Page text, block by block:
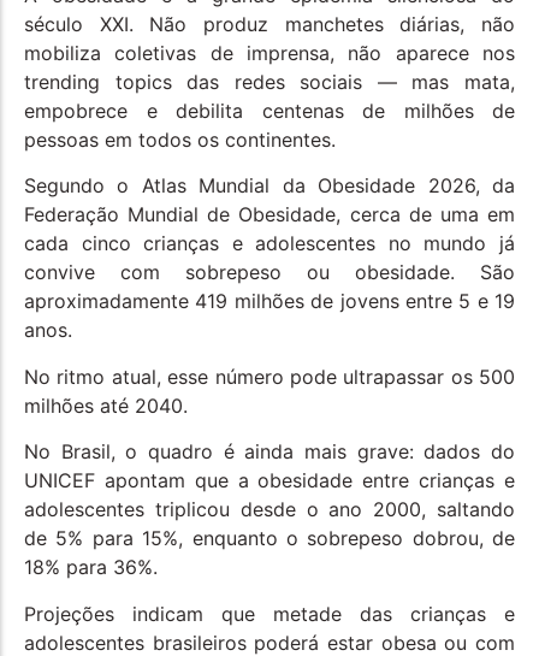
século XXI. Não produz manchetes diárias, não
mobiliza coletivas de imprensa, não aparece nos
trending topics das redes sociais — mas mata,
empobrece e debilita centenas de milhões de
pessoas em todos os continentes.
Segundo o Atlas Mundial da Obesidade 2026, da
Federação Mundial de Obesidade, cerca de uma em
cada cinco crianças e adolescentes no mundo já
convive com sobrepeso ou obesidade. São
aproximadamente 419 milhões de jovens entre 5 e 19
anos.
No ritmo atual, esse número pode ultrapassar os 500
milhões até 2040.
No Brasil, o quadro é ainda mais grave: dados do
UNICEF apontam que a obesidade entre crianças e
adolescentes triplicou desde o ano 2000, saltando
de 5% para 15%, enquanto o sobrepeso dobrou, de
18% para 36%.
Projeções indicam que metade das crianças e
adolescentes brasileiros poderá estar obesa ou com